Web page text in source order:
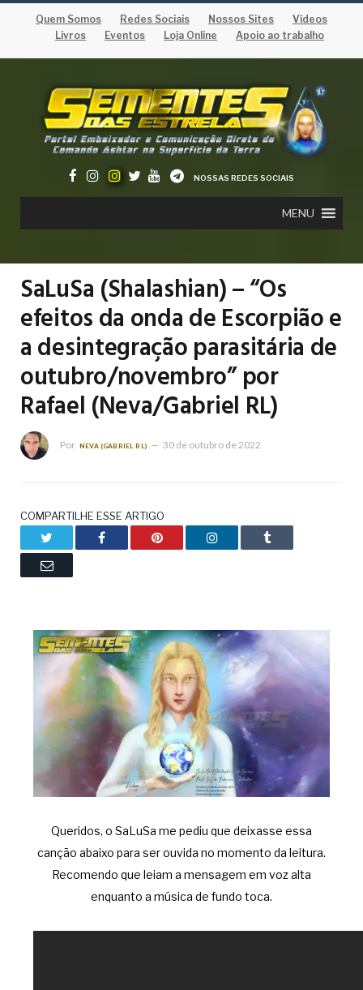
Quem Somos Redes Sociais Nossos Sites
Vídeos
Livros
Eventos Loja Online Apoio ao trabalho
NOSSAS REDES SOCIAIS
MENU
SaLuSa (Shalashian) – “Os
efeitos da onda de Escorpião e
a desintegração parasitária de
outubro/novembro” por
Rafael (Neva/Gabriel RL)
Por NEVA (GABRIEL RL) 30 de outubro de 2022
COMPARTILHE ESSE ARTIGO
Facebook Pinterest LinkedIn Tumblr
Email
Queridos, o SaLuSa me pediu que deixasse essa
canção abaixo para ser ouvida no momento da leitura.
Recomendo que leiam a mensagem em voz alta
enquanto a música de fundo toca.